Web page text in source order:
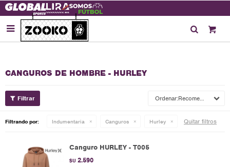

CANGUROS DE HOMBRE - HURLEY
Recomendados
Filtrando por: Indumentaria Canguros Hurley Quitar filtros
Canguro HURLEY - T005
$U 2.590